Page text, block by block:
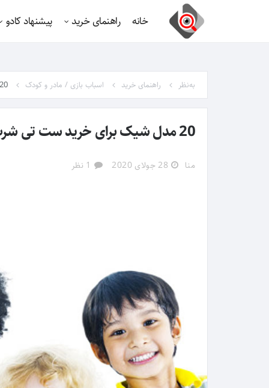
خانه راهنمای خرید پیشنهاد کادو
به‌نظر راهنمای خرید اسباب بازی / مادر و کودک 20 مدل شیک برای خرید ست تی شرت و شلوار مناسب زیر ۶ سال
20 مدل شیک برای خرید ست تی شرت و شلوار مناسب زیر ۶ سال
منا 28 جولای 2020 1 نظر